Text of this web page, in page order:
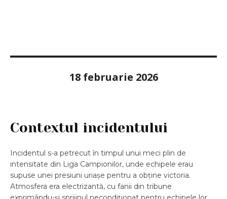
18 februarie 2026
Contextul incidentului
Incidentul s-a petrecut în timpul unui meci plin de
intensitate din Liga Campionilor, unde echipele erau
supuse unei presiuni uriașe pentru a obține victoria.
Atmosfera era electrizantă, cu fanii din tribune